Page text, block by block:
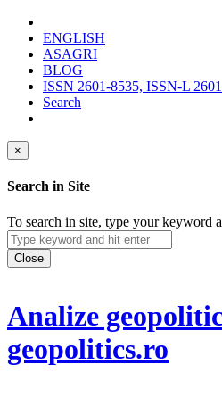
ENGLISH
ASAGRI
BLOG
ISSN 2601-8535, ISSN-L
Search
×
Search in Site
To search in site, type your keyword
Close
Analize
geopolitics.ro